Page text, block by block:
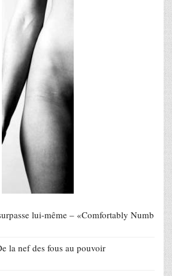
lui-même – «Comfortably Numb
la nef des fous au pouvoir